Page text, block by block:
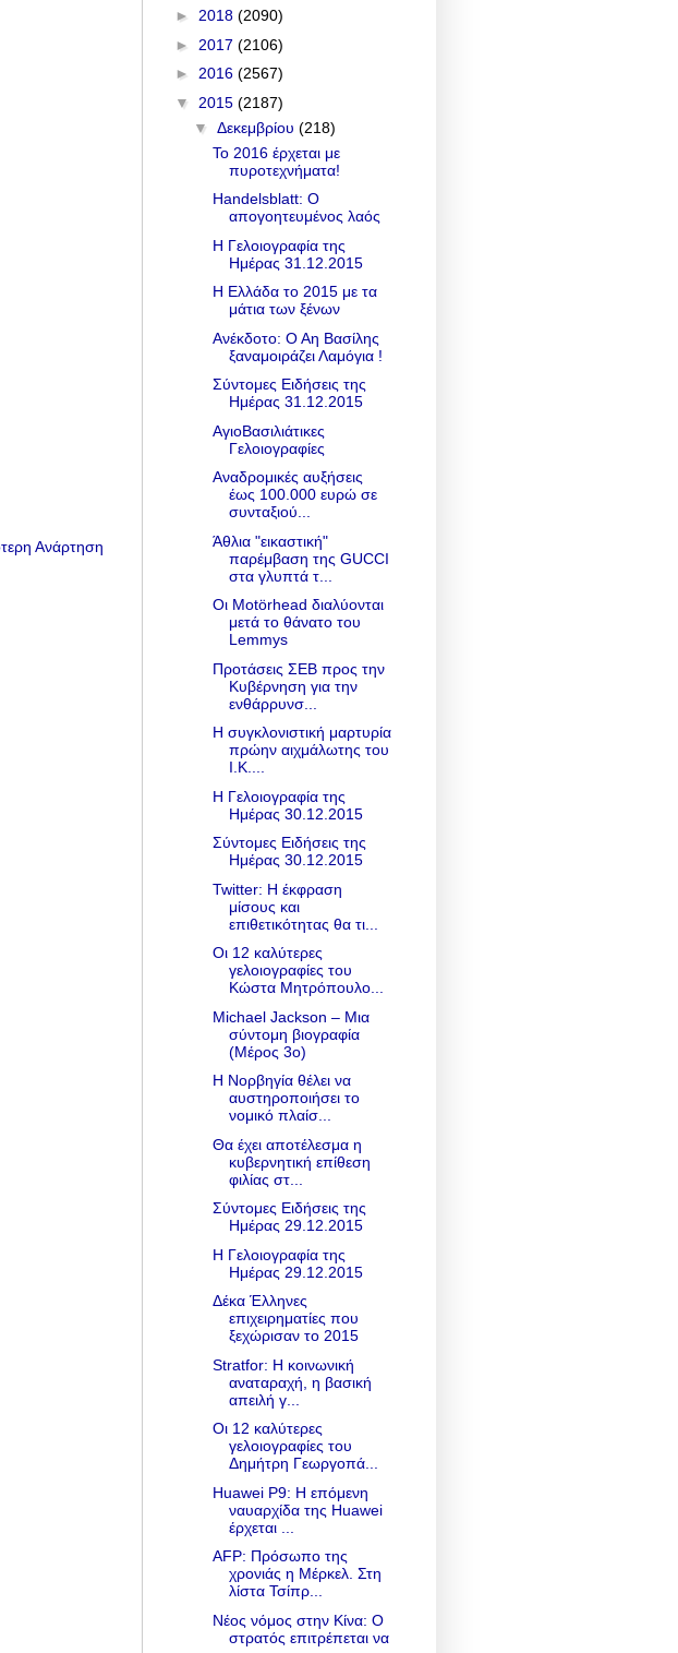
Ανάρτηση
► 2018 (2090)
► 2017 (2106)
► 2016 (2567)
▼ 2015 (2187)
▼ Δεκεμβρίου (218)
Το 2016 έρχεται με
πυροτεχνήματα!
Handelsblatt: Ο
απογοητευμένος λαός
Η Γελοιογραφία της
Ημέρας 31.12.2015
Η Ελλάδα το 2015 με τα
μάτια των ξένων
Ανέκδοτο: Ο Αη Βασίλης
ξαναμοιράζει Λαμόγια !
Σύντομες Ειδήσεις της
Ημέρας 31.12.2015
ΑγιοΒασιλιάτικες
Γελοιογραφίες
Αναδρομικές αυξήσεις
έως 100.000 ευρώ σε
συνταξιού...
Άθλια "εικαστική"
παρέμβαση της GUCCI
στα γλυπτά τ...
Οι Motörhead διαλύονται
μετά το θάνατο του
Lemmys
Προτάσεις ΣΕΒ προς την
Κυβέρνηση για την
ενθάρρυνσ...
Η συγκλονιστική μαρτυρία
πρώην αιχμάλωτης του
Ι.Κ....
Η Γελοιογραφία της
Ημέρας 30.12.2015
Σύντομες Ειδήσεις της
Ημέρας 30.12.2015
Twitter: Η έκφραση
μίσους και
επιθετικότητας θα τι...
Οι 12 καλύτερες
γελοιογραφίες του
Κώστα Μητρόπουλο...
Michael Jackson – Μια
σύντομη βιογραφία
(Μέρος 3ο)
Η Νορβηγία θέλει να
αυστηροποιήσει το
νομικό πλαίσ...
Θα έχει αποτέλεσμα η
κυβερνητική επίθεση
φιλίας στ...
Σύντομες Ειδήσεις της
Ημέρας 29.12.2015
Η Γελοιογραφία της
Ημέρας 29.12.2015
Δέκα Έλληνες
επιχειρηματίες που
ξεχώρισαν το 2015
Stratfor: Η κοινωνική
αναταραχή, η βασική
απειλή γ...
Οι 12 καλύτερες
γελοιογραφίες του
Δημήτρη Γεωργοπά...
Huawei P9: Η επόμενη
ναυαρχίδα της Huawei
έρχεται ...
AFP: Πρόσωπο της
χρονιάς η Μέρκελ. Στη
λίστα Τσίπρ...
Νέος νόμος στην Κίνα: Ο
στρατός επιτρέπεται να